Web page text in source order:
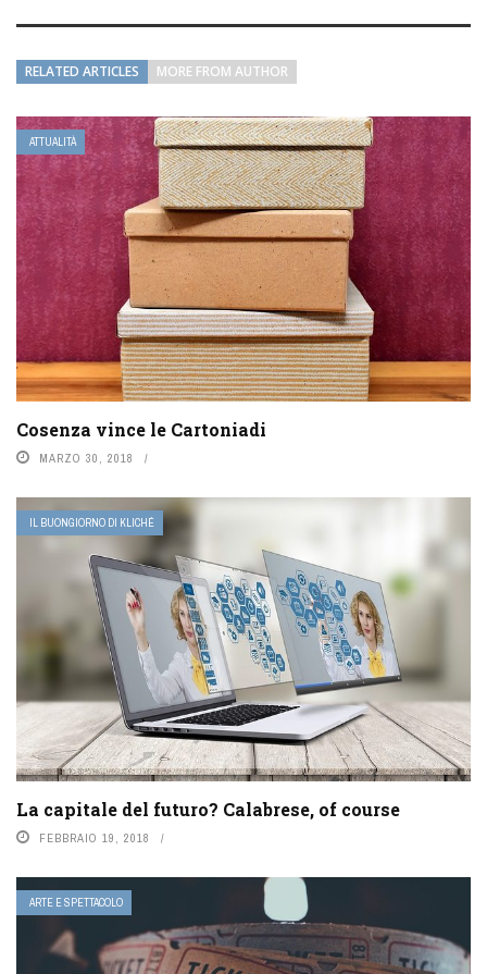
RELATED ARTICLES MORE FROM AUTHOR
ATTUALITÀ
Cosenza vince le Cartoniadi
MARZO 30, 2018
IL BUONGIORNO DI KLICHÉ
La capitale del futuro? Calabrese, of course
FEBBRAIO 19, 2018
ARTE E SPETTACOLO